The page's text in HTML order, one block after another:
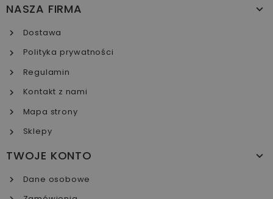
NASZA FIRMA
Dostawa
Polityka prywatności
Regulamin
Kontakt z nami
Mapa strony
Sklepy
TWOJE KONTO
Dane osobowe